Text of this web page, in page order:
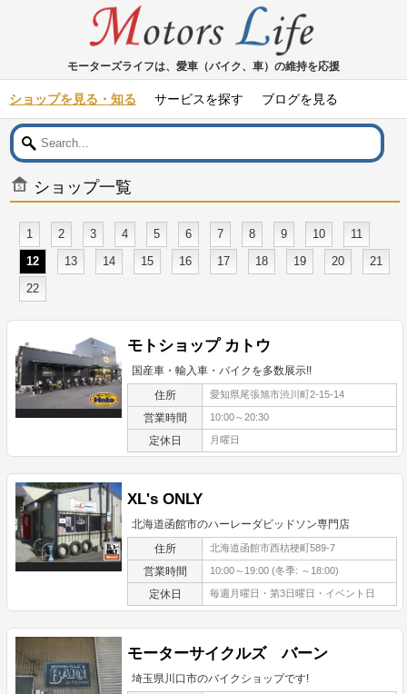
モーターズライフは、愛車（バイク、車）の維持を応援
ショップを見る・知る サービスを探す ブログを見る
ショップ一覧
1 2 3 4 5 6 7 8 9 10
11
12
13 14 15 16 17 18 19 20
21
22
モトショップ カトウ
国産車・輸入車・バイクを多数展示!!
住所 愛知県尾張旭市渋川町2-15-14
営業時間 10:00～20:30
定休日 月曜日
XL's ONLY
北海道函館市のハーレーダビッドソン専門店
住所 北海道函館市西桔梗町589-7
営業時間 10:00～19:00 (冬季: ～18:00)
定休日 毎週月曜日・第3日曜日・イベント日
モーターサイクルズ バーン
埼玉県川口市のバイクショップです!